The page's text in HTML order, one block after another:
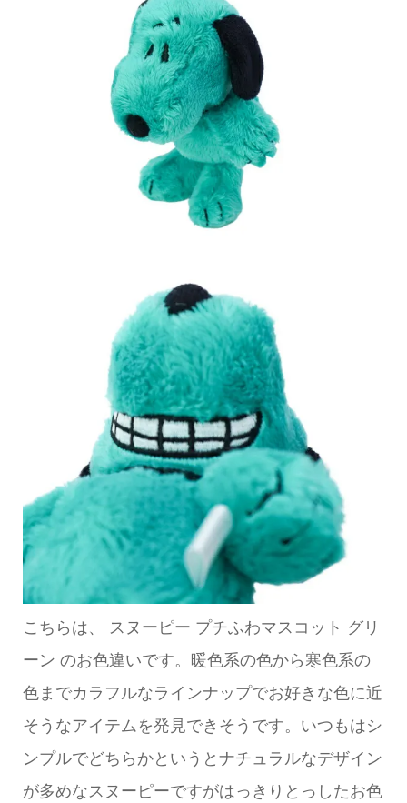
こちらは、 スヌーピー プチふわマスコット グリ
ーン のお色違いです。暖色系の色から寒色系の
色までカラフルなラインナップでお好きな色に近
そうなアイテムを発見できそうです。いつもはシ
ンプルでどちらかというとナチュラルなデザイン
が多めなスヌーピーですがはっきりとっしたお色